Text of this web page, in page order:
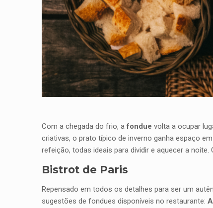
Com a chegada do frio, afondue volta a ocupar
criativas, o prato típico de inverno ganha espaço
refeição, todas ideais para dividir e aquecer a
Bistrot de Paris
Repensado em todos os detalhes para ser um
sugestões de fondues disponíveis no restaurante: